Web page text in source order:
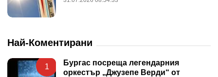
Най-Коментирани
1
Бургас посреща легендарния
оркестър „Джузепе Верди“ от